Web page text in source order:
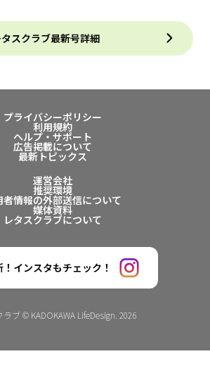
タスクラブ最新号詳細
プライバシーポリシー
利用規約
ヘルプ・サポート
広告掲載について
最新トピックス
運営会社
推奨環境
者情報の外部送信について
媒体資料
レタスクラブについて
インスタもチェック！
ラブ © KADOKAWA LifeDesign. 2026